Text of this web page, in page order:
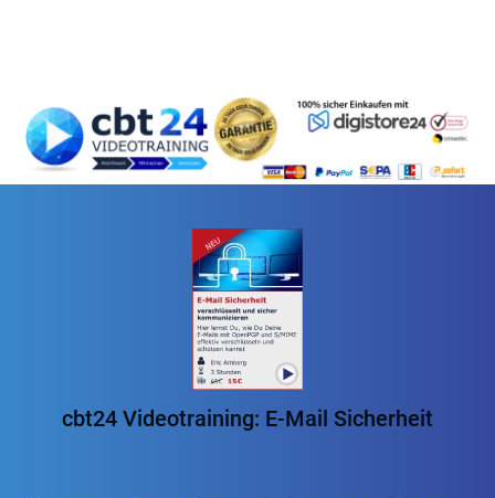
cbt24 Videotraining: E-Mail Sicherheit